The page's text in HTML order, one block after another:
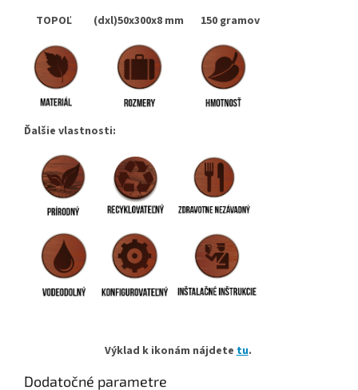
TOPOĽ (dxl)50x300x8 mm 150 gramov
Ďalšie vlastnosti:
Výklad k ikonám nájdetetu.
Dodatočné parametre